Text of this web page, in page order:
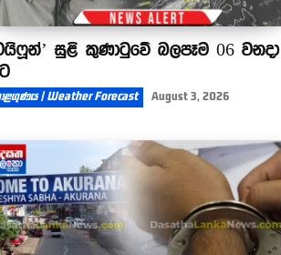
සුළි කුණාටුවේ බලපෑම 06 වනදා
| Weather Forecast August 3, 2026